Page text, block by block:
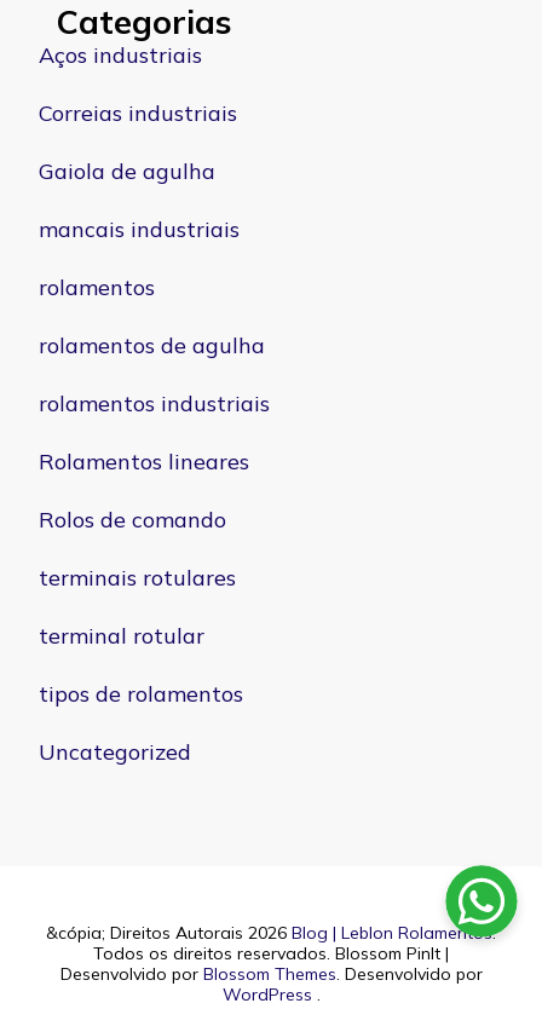
Categorias
Aços industriais
Correias industriais
Gaiola de agulha
mancais industriais
rolamentos
rolamentos de agulha
rolamentos industriais
Rolamentos lineares
Rolos de comando
terminais rotulares
terminal rotular
tipos de rolamentos
Uncategorized
&cópia; Direitos Autorais 2026 Blog | Leblon Rolamentos.
Todos os direitos reservados. Blossom PinIt |
Desenvolvido por Blossom Themes. Desenvolvido por
WordPress .